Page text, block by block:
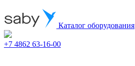
Каталог оборудования
+7 4862 63-16-00